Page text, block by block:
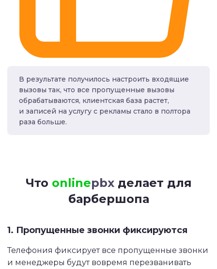
В результате получилось настроить входящие
вызовы так, что все пропущенные вызовы
обрабатываются, клиентская база растет,
и записей на услугу с рекламы стало в полтора
раза больше.
Что onlinepbx делает для
барбершопа
1. Пропущенные звонки фиксируются
Телефония фиксирует все пропущенные звонки
и менеджеры будут вовремя перезванивать